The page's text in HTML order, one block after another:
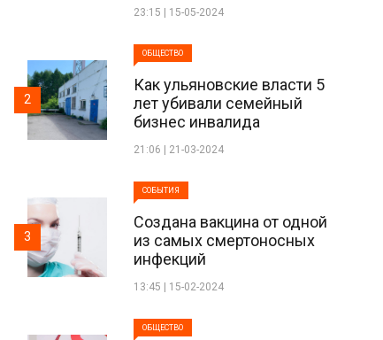
23:15 | 15-05-2024
ОБЩЕСТВО
Как ульяновские власти 5
лет убивали семейный
бизнес инвалида
21:06 | 21-03-2024
2
СОБЫТИЯ
Создана вакцина от одной
из самых смертоносных
инфекций
13:45 | 15-02-2024
3
ОБЩЕСТВО